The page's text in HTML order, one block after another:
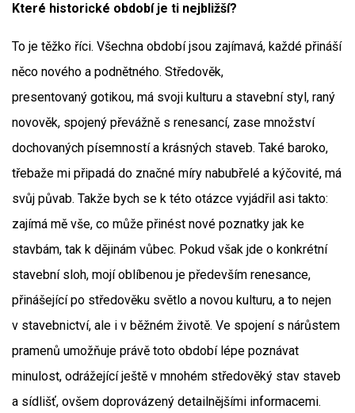
Které historické období je ti nejbližší?
To je těžko říci. Všechna období jsou zajímavá, každé přináší
něco nového a podnětného. Středověk,
presentovaný gotikou, má svoji kulturu a stavební styl, raný
novověk, spojený převážně s renesancí, zase množství
dochovaných písemností a krásných staveb. Také baroko,
třebaže mi připadá do značné míry nabubřelé a kýčovité, má
svůj půvab. Takže bych se k této otázce vyjádřil asi takto:
zajímá mě vše, co může přinést nové poznatky jak ke
stavbám, tak k dějinám vůbec. Pokud však jde o konkrétní
stavební sloh, mojí oblíbenou je především renesance,
přinášející po středověku světlo a novou kulturu, a to nejen
v stavebnictví, ale i v běžném životě. Ve spojení s nárůstem
pramenů umožňuje právě toto období lépe poznávat
minulost, odrážející ještě v mnohém středověký stav staveb
a sídlišť, ovšem doprovázený detailnějšími informacemi.